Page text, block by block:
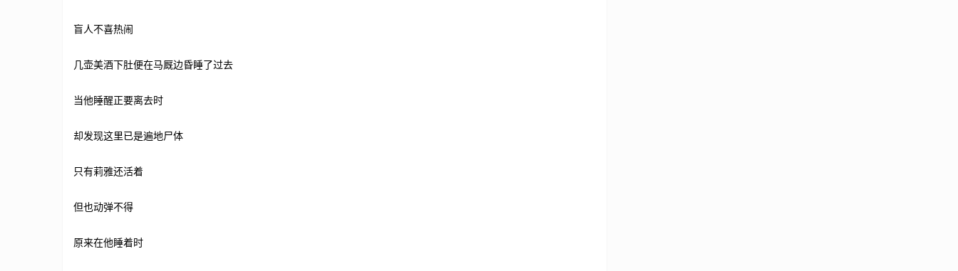
盲人不喜热闹
几壶美酒下肚便在马厩边昏睡了过去
当他睡醒正要离去时
却发现这里已是遍地尸体
只有莉雅还活着
但也动弹不得
原来在他睡着时